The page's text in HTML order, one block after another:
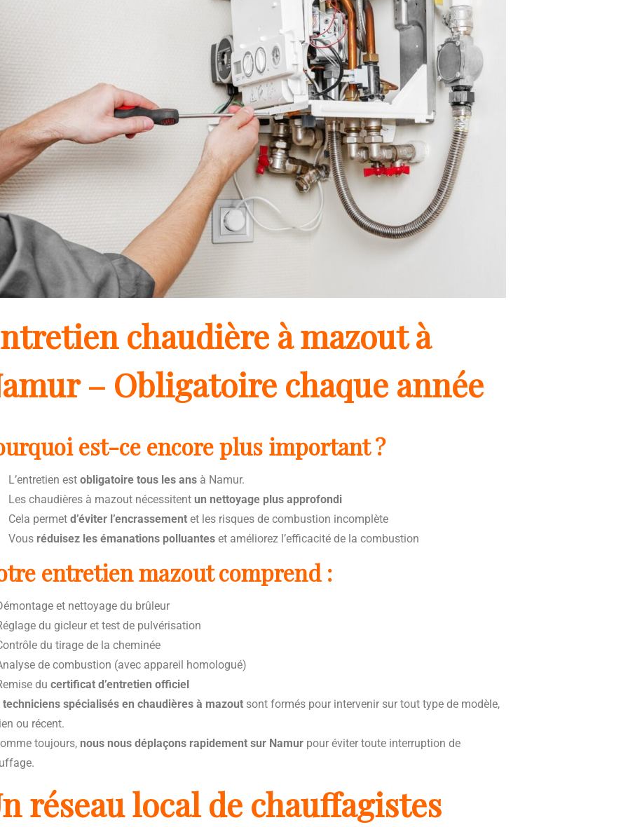
chaudière à mazout à
– Obligatoire chaque année
est-ce encore plus important ?
L’entretien est obligatoire tous les ansà Namur.
Les chaudières à mazout nécessitent un nettoyage plus approfondi
Cela permet d’éviter l’encrassementet les risques de combustion incomplète
Vous réduisez les émanations polluanteset améliorez l’efficacité de la combustion
entretien mazout comprend :
et nettoyage du brûleur
du gicleur et test de pulvérisation
du tirage de la cheminée
de combustion (avec appareil homologué)
ducertificat d’entretien officiel
techniciens spécialisés en chaudières à mazoutsont formés pour intervenir sur tout type de modèle,
ou récent.
toujours, nous nous déplaçons rapidement sur Namur pour éviter toute interruption de
réseau local de chauffagistes